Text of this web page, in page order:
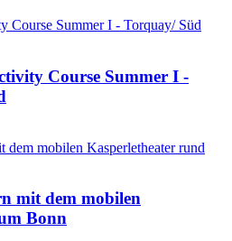
Course Summer I -
mit dem mobilen
Bonn